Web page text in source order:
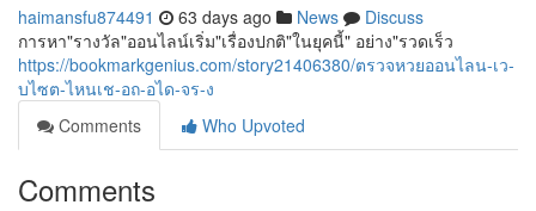
haimansfu874491 63 days ago News
Discuss
การหา"รางวัล"ออนไลน์เริ่ม"เรื่องปกติ"ในยุคนี้" อย่าง"รวดเร็ว
https://bookmarkgenius.com/story21406380/ตรวจหวยออนไลน-เว-
บไซต-ไหนเช-อถ-อได-จร-ง
Comments
Who Upvoted
Comments